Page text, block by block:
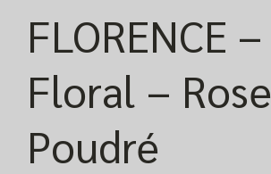
FLORENCE –
Floral – Rose
Poudré